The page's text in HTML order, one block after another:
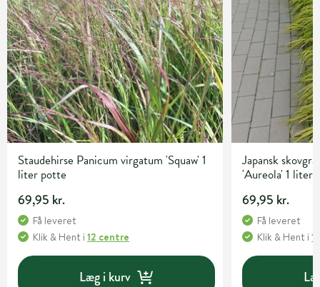
Staudehirse Panicum virgatum 'Squaw' 1
liter potte
69,95 kr.
Få leveret
Klik & Hent i 12 centre
Læg i kurv
Japansk
'Aureola' 1 liter
69,95 kr.
Få leveret
Klik & Hent i